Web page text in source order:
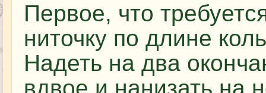
Первое, что
ниточку по длине
Надеть на два